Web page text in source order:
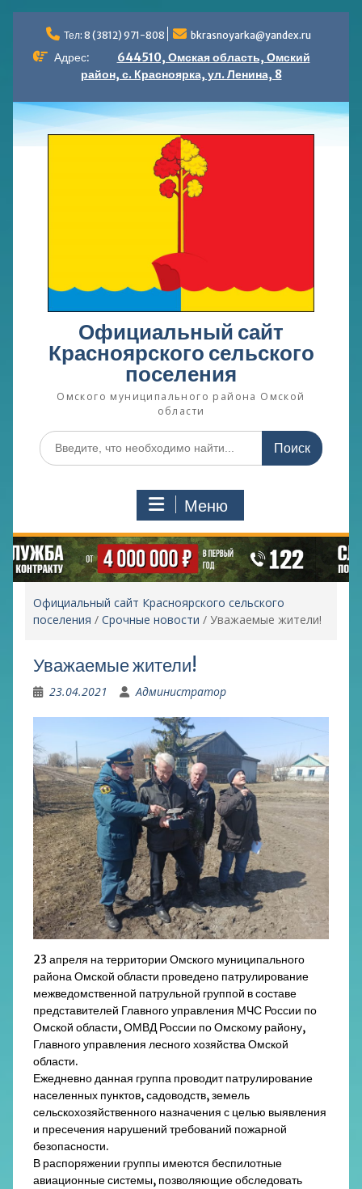
содержимому
Тел: 8 (3812) 971-808 bkrasnoyarka@yandex.ru
Адрес:
644510, Омская область, Омский
район, с. Красноярка, ул. Ленина, 8
Официальный сайт
Красноярского сельского
поселения
Омского муниципального района Омской
области
Поиск
по:
Меню
Официальный сайт Красноярского сельского
поселения / Срочные новости / Уважаемые жители!
Уважаемые жители!
23.04.2021 Администратор
23 апреля на территории Омского муниципального
района Омской области проведено патрулирование
межведомственной патрульной группой в составе
представителей Главного управления МЧС России по
Омской области, ОМВД России по Омскому району,
Главного управления лесного хозяйства Омской
области.
Ежедневно данная группа проводит патрулирование
населенных пунктов, садоводств, земель
сельскохозяйственного назначения с целью выявления
и пресечения нарушений требований пожарной
безопасности.
В распоряжении группы имеются беспилотные
авиационные системы, позволяющие обследовать